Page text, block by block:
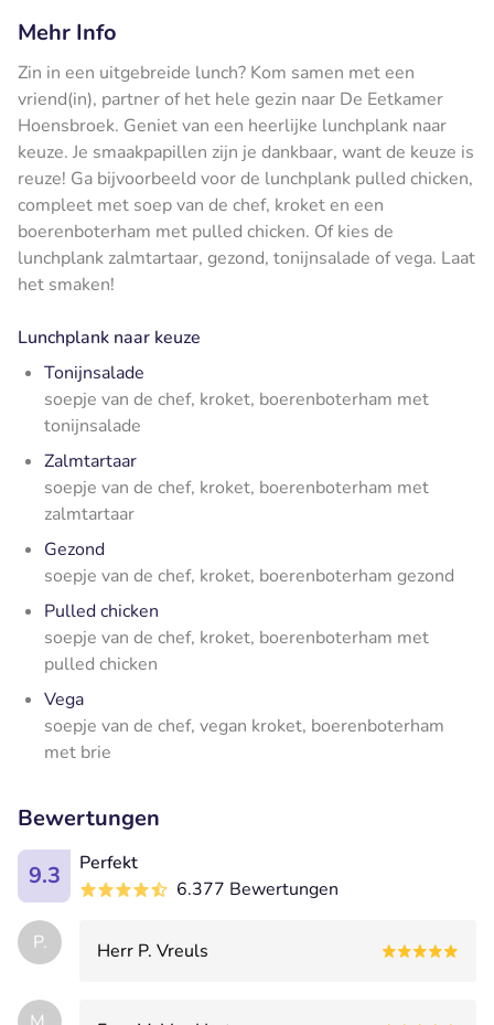
Mehr Info
Zin in een uitgebreide lunch? Kom samen met een
vriend(in), partner of het hele gezin naar De Eetkamer
Hoensbroek. Geniet van een heerlijke lunchplank naar
keuze. Je smaakpapillen zijn je dankbaar, want de keuze is
reuze! Ga bijvoorbeeld voor de lunchplank pulled chicken,
compleet met soep van de chef, kroket en een
boerenboterham met pulled chicken. Of kies de
lunchplank zalmtartaar, gezond, tonijnsalade of vega. Laat
het smaken!
Lunchplank naar keuze
Tonijnsalade
soepje van de chef, kroket, boerenboterham met
tonijnsalade
Zalmtartaar
soepje van de chef, kroket, boerenboterham met
zalmtartaar
Gezond
soepje van de chef, kroket, boerenboterham gezond
Pulled chicken
soepje van de chef, kroket, boerenboterham met
pulled chicken
Vega
soepje van de chef, vegan kroket, boerenboterham
met brie
Bewertungen
9.3
Perfekt
6.377 Bewertungen
P. Herr P. Vreuls